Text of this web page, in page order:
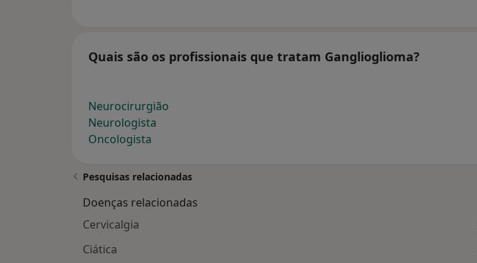
Quais são os profissionais que tratam Ganglioglioma?
Neurocirurgião
Neurologista
Oncologista
Pesquisas relacionadas
Doenças relacionadas
Cervicalgia
Ciática